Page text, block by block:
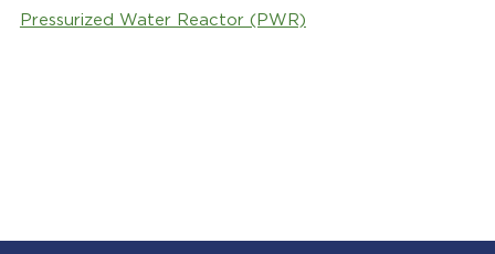
Pressurized Water Reactor (PWR)